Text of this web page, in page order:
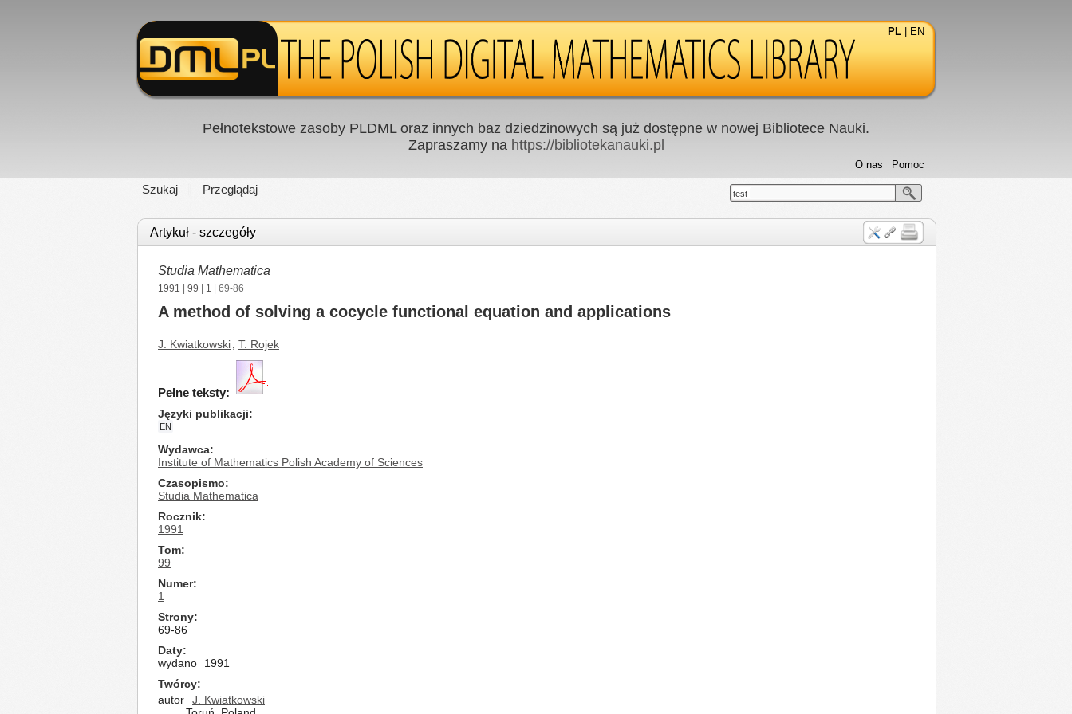
PL EN
Pełnotekstowe zasoby PLDML oraz innych baz dziedzinowych są już dostępne w nowej Bibliotece Nauki.
Zapraszamy na https://bibliotekanauki.pl
Szukaj Przeglądaj
Pomoc
O nas
test
Artykuł - szczegóły
Studia Mathematica
1991 99 1 | 69-86
A method of solving a cocycle functional equation and applications
J. Kwiatkowski T. Rojek
Pełne teksty:
Języki publikacji
EN
Wydawca
Institute of Mathematics Polish Academy of Sciences
Czasopismo
Studia Mathematica
Rocznik
1991
Tom
99
Numer
1
Strony
69-86
Daty
wydano
1991
Twórcy
autor
J. Kwiatkowski